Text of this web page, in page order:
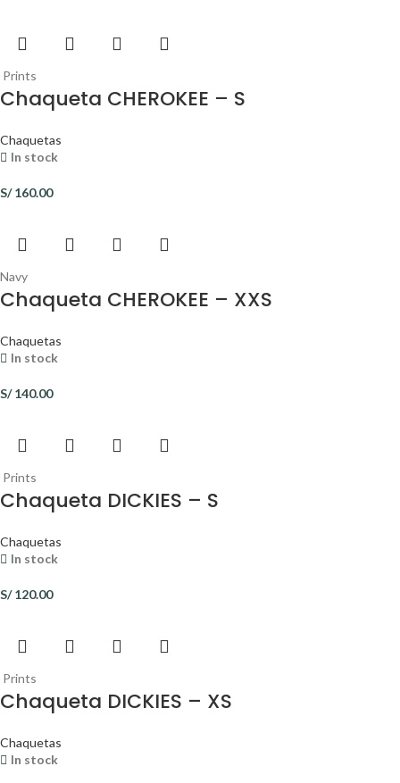
Prints
Chaqueta CHEROKEE – S
Chaquetas
In stock
S/160.00
Navy
Chaqueta CHEROKEE – XXS
Chaquetas
In stock
S/140.00
Prints
Chaqueta DICKIES – S
Chaquetas
In stock
S/120.00
Prints
Chaqueta DICKIES – XS
Chaquetas
In stock